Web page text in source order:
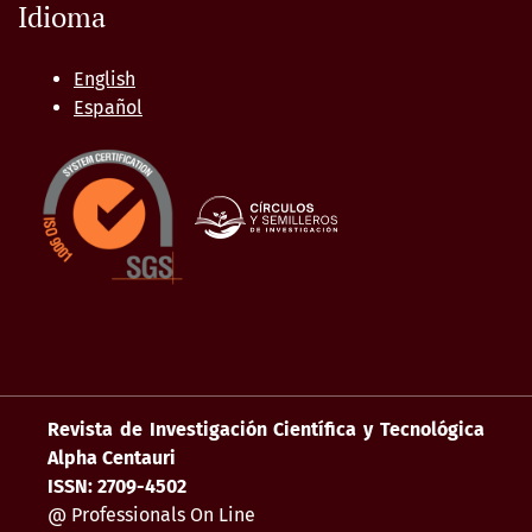
Idioma
English
Español
Revista de Investigación Científica y Tecnológica
Alpha Centauri
ISSN: 2709-4502
@ Professionals On Line